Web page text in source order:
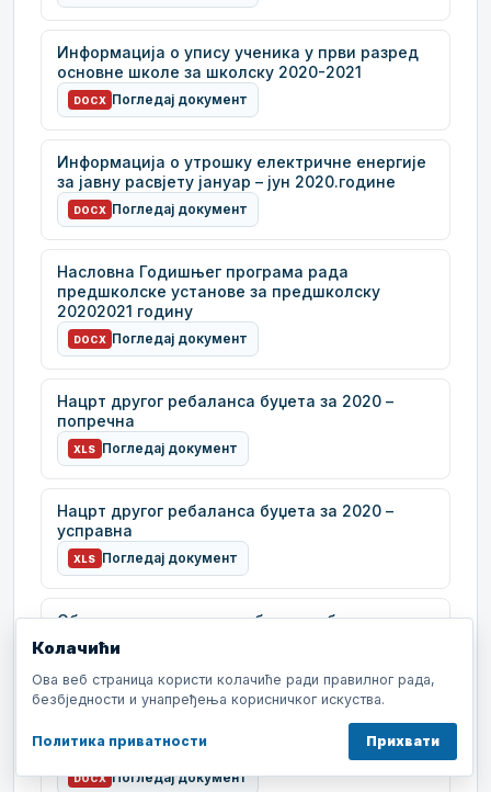
Информација о упису ученика у први разред
основне школе за школску 2020-2021
DOCX Погледај документ
Информација о утрошку електричне енергије
за јавну расвјету јануар – јун 2020.године
DOCX Погледај документ
Насловна Годишњег програма рада
предшколске установе за предшколску
20202021 годину
DOCX Погледај документ
Нацрт другог ребаланса буџета за 2020 –
попречна
XLS Погледај документ
Нацрт другог ребаланса буџета за 2020 –
усправна
XLS Погледај документ
Образложење другог ребаланса буџета
DOCX Погледај документ
Одлука о приступању измјени дијела
Регулационог плана „Центар“ Добој-
ревизија, блок 5
DOCX Погледај документ
Колачићи
Ова веб страница користи колачиће ради правилног рада,
безбједности и унапређења корисничког искуства.
Политика приватности Прихвати